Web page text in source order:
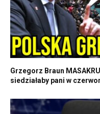
Grzegorz Braun
siedziałaby pani w